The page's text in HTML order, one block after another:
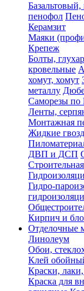
пенофол
Керамзит
Маяки
Крепеж
Болты,
кровельные
хомут, хомут
металлу
Саморезы
Ленты,
Монтажная
Жидкие
ДВП и ДСП
Гидро-
Кирпич и
Отделочные
Линолеум
Обои,
Клей
Краски,
Краска для